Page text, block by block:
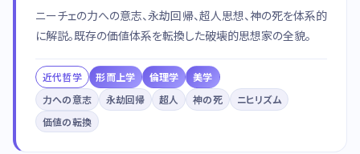
ニーチェの力への意志、永劫回帰、超人思想、神の死を体系的
に解説。既存の価値体系を転換した破壊的思想家の全貌。
近代哲学 形而上学 倫理学
美学
力への意志
永劫回帰 超人 神の死
ニヒリズム
価値の転換